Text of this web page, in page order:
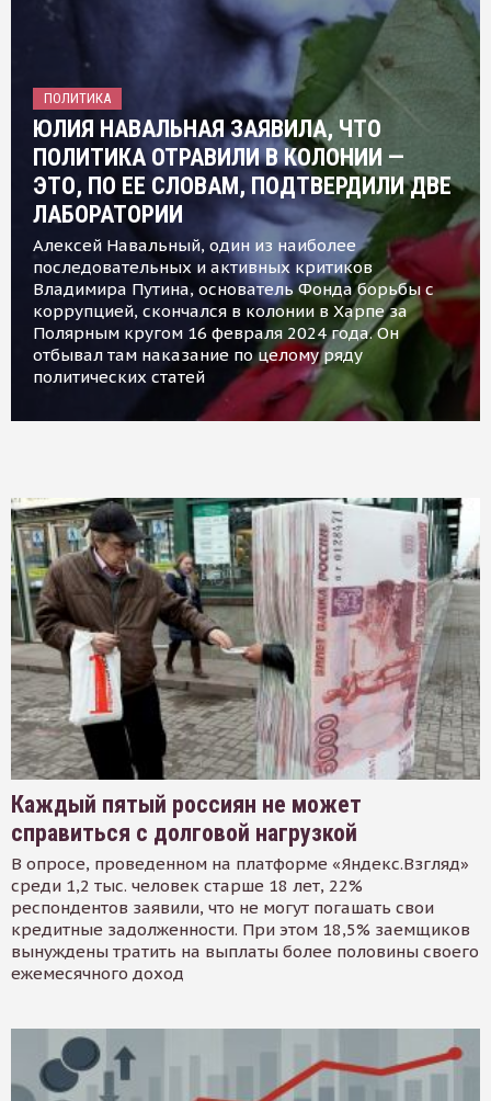
ПОЛИТИКА
ЮЛИЯ НАВАЛЬНАЯ ЗАЯВИЛА, ЧТО
ПОЛИТИКА ОТРАВИЛИ В КОЛОНИИ —
ЭТО, ПО ЕЕ СЛОВАМ, ПОДТВЕРДИЛИ ДВЕ
ЛАБОРАТОРИИ
Алексей Навальный, один из наиболее
последовательных и активных критиков
Владимира Путина, основатель Фонда борьбы с
коррупцией, скончался в колонии в Харпе за
Полярным кругом 16 февраля 2024 года. Он
отбывал там наказание по целому ряду
политических статей
Каждый пятый россиян не может
справиться с долговой нагрузкой
В опросе, проведенном на платформе «Яндекс.Взгляд»
среди 1,2 тыс. человек старше 18 лет, 22%
респондентов заявили, что не могут погашать свои
кредитные задолженности. При этом 18,5% заемщиков
вынуждены тратить на выплаты более половины своего
ежемесячного доход